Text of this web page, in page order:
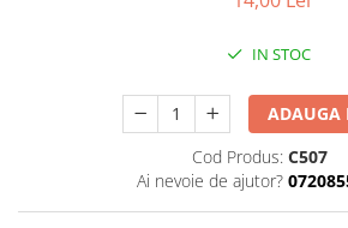
IN STOC
ADAUGA
Cod Produs: C507
Ai nevoie de ajutor?